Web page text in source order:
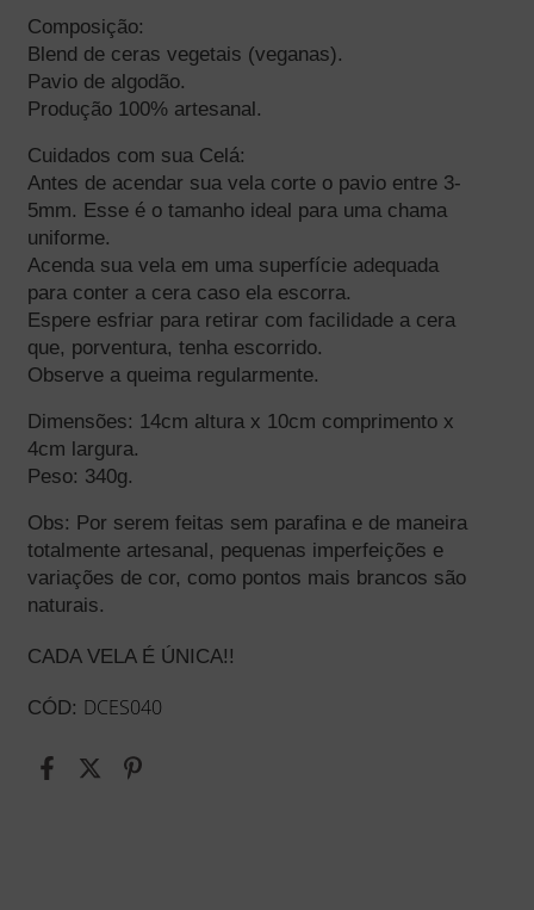
Composição:
Blend de ceras vegetais (veganas).
Pavio de algodão.
Produção 100% artesanal.
Cuidados com sua Celá:
Antes de acendar sua vela corte o pavio entre 3-
5mm. Esse é o tamanho ideal para uma chama
uniforme.
Acenda sua vela em uma superfície adequada
para conter a cera caso ela escorra.
Espere esfriar para retirar com facilidade a cera
que, porventura, tenha escorrido.
Observe a queima regularmente.
Dimensões: 14cm altura x 10cm comprimento x
4cm largura.
Peso: 340g.
Obs: Por serem feitas sem parafina e de maneira
totalmente artesanal, pequenas imperfeições e
variações de cor, como pontos mais brancos são
naturais.
CADA VELA É ÚNICA!!
CÓD: DCES040